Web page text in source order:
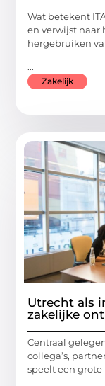
Wat betekent
en verwijst naar
hergebruiken
...
Zakelijk
Utrecht als
zakelijke
Centraal
collega’s,
speelt een grote